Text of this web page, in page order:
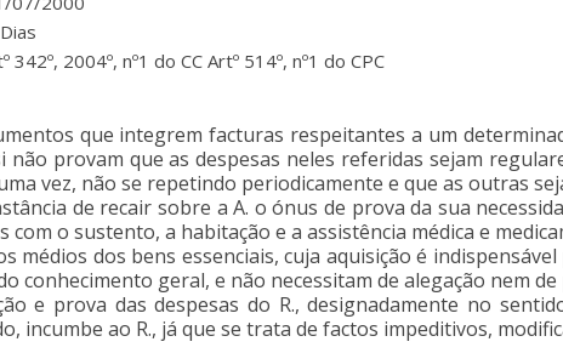
342º, 2004º, nº1 do CC Artº 514º, nº1 do CPC
que integrem facturas respeitantes a um
não provam que as despesas neles referidas sejam
vez, não se repetindo periodicamente e que as outras
de recair sobre a A. o ónus de prova da sua
com o sustento, a habitação e a assistência médica e
médios dos bens essenciais, cuja aquisição é
conhecimento geral, e não necessitam de alegação nem de
e prova das despesas do R., designadamente no
incumbe ao R., já que se trata de factos impeditivos,